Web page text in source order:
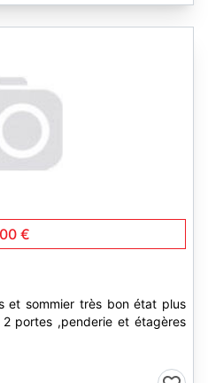
€
et sommier très bon état plus
portes ,penderie et étagères